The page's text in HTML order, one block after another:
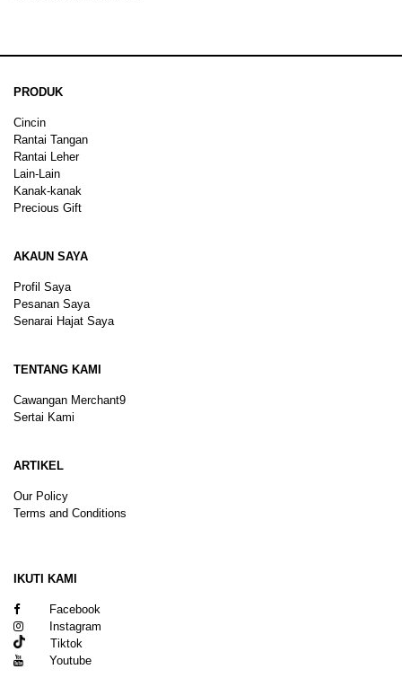
PRODUK
Cincin
Rantai Tangan
Rantai Leher
Lain-Lain
Kanak-kanak
Precious Gift
AKAUN SAYA
Profil Saya
Pesanan Saya
Senarai Hajat Saya
TENTANG KAMI
Cawangan Merchant9
Sertai Kami
ARTIKEL
Our Policy
Terms and Conditions
IKUTI KAMI
Facebook
Instagram
Tiktok
Youtube